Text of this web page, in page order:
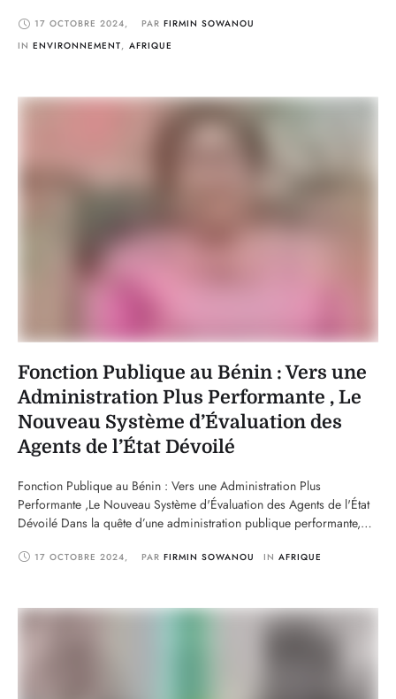
Majia, où un camion-citerne a dévié de sa route pour éviter une
collision avec …
17 OCTOBRE 2024, PAR FIRMIN SOWANOU
IN ENVIRONNEMENT, AFRIQUE
Fonction Publique au Bénin : Vers une
Administration Plus Performante , Le
Nouveau Système d’Évaluation des
Agents de l’État Dévoilé
Fonction Publique au Bénin : Vers une Administration Plus
Performante ,Le Nouveau Système d'Évaluation des Agents de l'État
Dévoilé Dans la quête d’une administration publique performante,
béninois a initié une réforme ambitieuse. Une étude a été
17 OCTOBRE 2024, PAR FIRMIN SOWANOU IN AFRIQUE